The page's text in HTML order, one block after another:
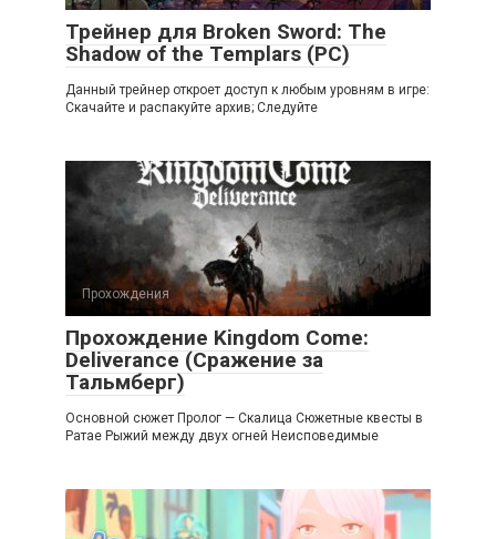
Трейнер для Broken Sword: The
Shadow of the Templars (PC)
Данный трейнер откроет доступ к любым уровням в игре:
Скачайте и распакуйте архив; Следуйте
Прохождения
Прохождение Kingdom Come:
Deliverance (Сражение за
Тальмберг)
Основной сюжет Пролог — Скалица Сюжетные квесты в
Ратае Рыжий между двух огней Неисповедимые